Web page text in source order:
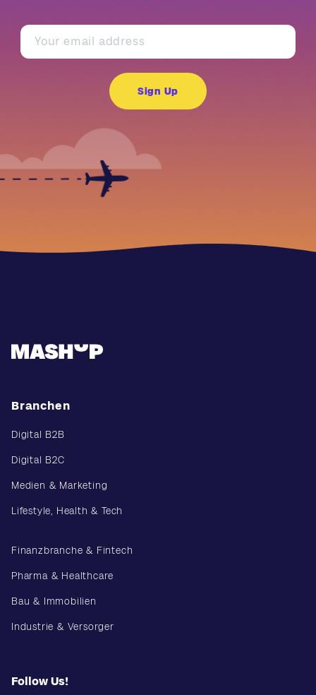
Branchen
Digital B2B
Digital B2C
Medien & Marketing
Lifestyle, Health & Tech
Finanzbranche & Fintech
Pharma & Healthcare
Bau & Immobilien
Industrie & Versorger
Follow Us!